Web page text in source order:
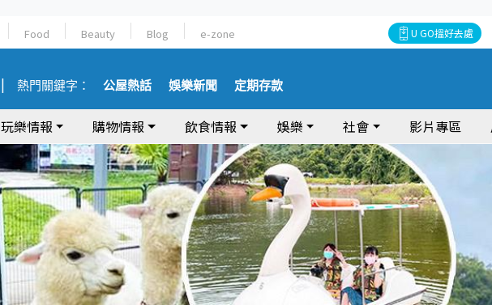
Food Beauty Blog e-zone U GO搵好去處
熱門關鍵字： 公屋熱話 娛樂新聞 定期存款
玩樂情報 購物情報 飲食情報 娛樂 社會 影片專區